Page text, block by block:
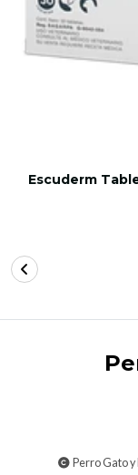
Escuderm
Perro Gato